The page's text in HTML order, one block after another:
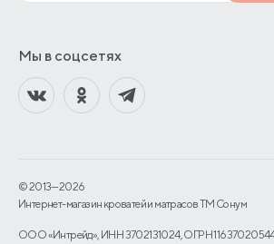
Мы в соцсетях
© 2013—2026
Интернет-магазин кроватей и матрасов TM Сонум
ООО «Интрейд», ИНН 3702131024, ОГРН